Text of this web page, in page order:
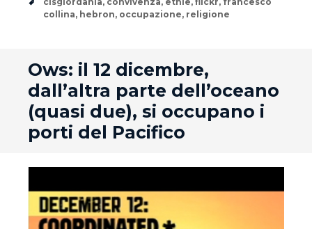
collina, hebron, occupazione, religione
Ows: il 12 dicembre,
dall’altra parte dell’oceano
(quasi due), si occupano i
porti del Pacifico